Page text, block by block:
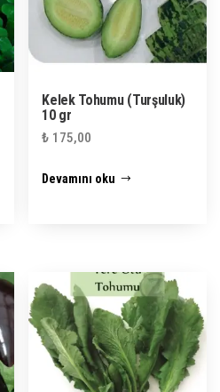
Kelek Tohumu (Turşuluk)
10 gr
₺ 175,00
Devamını oku